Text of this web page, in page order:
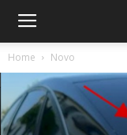
Home Novo